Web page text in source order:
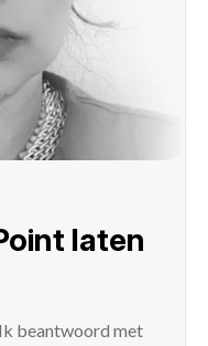
laten
beantwoord met